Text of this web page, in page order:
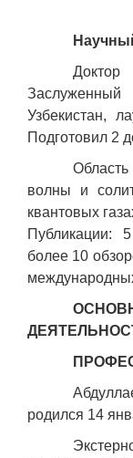
Узбекистан,
Подготовил 2
волны и
квантовых
Публикации:
более 10
родился 14